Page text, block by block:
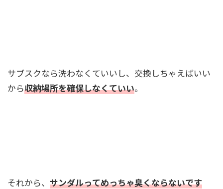
サブスクなら洗わなくていいし、交換しちゃえばいい
から収納場所を確保しなくていい。
それから、 サンダルってめっちゃ臭くならないです